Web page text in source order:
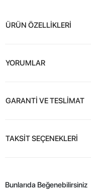
ÜRÜN ÖZELLİKLERİ
YORUMLAR
GARANTİ VE TESLİMAT
TAKSİT SEÇENEKLERİ
Bunlarıda Beğenebilirsiniz